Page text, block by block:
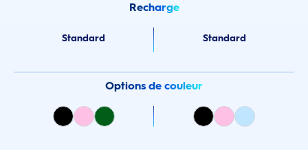
Recharge
Standard Standard
Options de couleur